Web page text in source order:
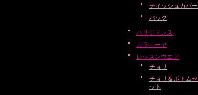
ティッシュカバー
バッグ
ハリジドレス
ガラベーヤ
レッスンウエア
チョリ
チョリ＆ボトムセ
ット